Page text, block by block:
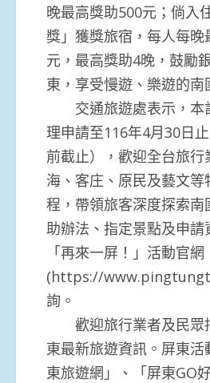
晚最高獎助500元；倘入
獎」獲獎旅宿，每人每晚
元，最高獎助4晚，鼓勵
東，享受慢遊、樂遊的南
交通旅遊處表示，本
理申請至116年4月30日
前截止），歡迎全台旅行
海、客庄、原民及藝文
程，帶領旅客深度探索南
助辦法、指定景點及申請
「再來一屏！」活動官網
(https://
詢。
歡迎旅行業者及民眾
東最新旅遊資訊。屏東活
東旅遊網」、「屏東GO